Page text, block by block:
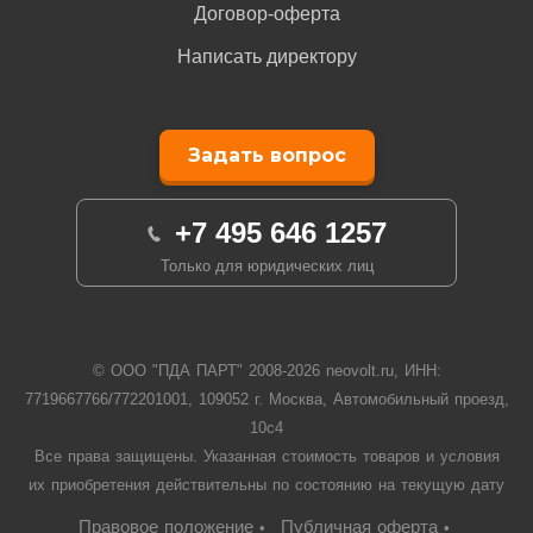
Договор-оферта
Написать директору
Задать вопрос
+7 495 646 1257
Только для юридических лиц
© ООО "ПДА ПАРТ" 2008-2026neovolt.ru, ИНН:
7719667766/772201001, 109052 г. Москва, Автомобильный проезд,
10с4
Все права защищены. Указанная стоимость товаров и условия
их приобретения действительны по состоянию на текущую дату
Правовое положение• Публичная оферта•